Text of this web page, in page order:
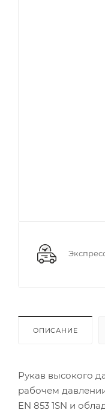
ОПИСАНИЕ
Рукав высокого
рабочем давлении
EN 853 1SN и